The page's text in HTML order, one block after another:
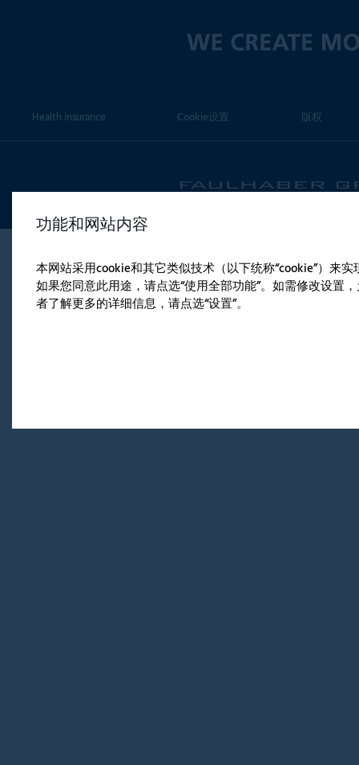
Health insurance Cookie设置 版权
功能和网站内容
本网站采用cookie和其它类似技术（以下统称“cookie”）来
如果您同意此用途，请点选“使用全部功能”。如需修改设置
者了解更多的详细信息，请点选“设置”。